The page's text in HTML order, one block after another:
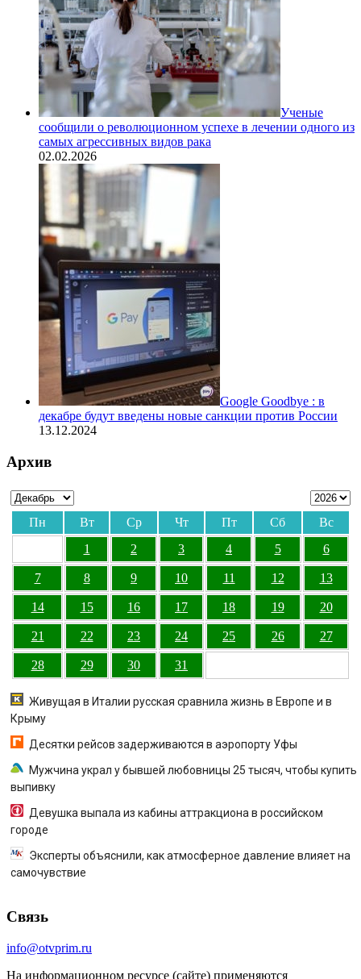
Ученые
сообщили о революционном успехе в лечении одного из
самых агрессивных видов рака
02.02.2026
Google Goodbye : в
декабре будут введены новые санкции против России
13.12.2024
Архив
Пн Вт Ср Чт Пт Сб
Вс
1
2 3 4 5 6
7 8 9 10 11 12 13
14 15 16 17 18 19 20
21 22 23 24 25 26 27
28 29 30 31
Живущая в Италии русская сравнила жизнь в Европе и в
Крыму
Десятки рейсов задерживаются в аэропорту Уфы
Мужчина украл у бывшей любовницы 25 тысяч, чтобы купить
выпивку
Девушка выпала из кабины аттракциона в российском
городе
Эксперты объяснили, как атмосферное давление влияет на
самочувствие
Связь
info@otvprim.ru
На информационном ресурсе (сайте) применяются